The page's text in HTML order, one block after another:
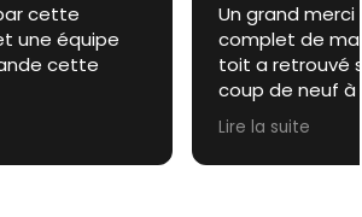
SBS Habitat pour le nettoyage
! Le résultat est bluffant : le
couleur d’origine et donne un vrai
maison. L’équipe a été sérieuse,
respectueuse des lieux. Mention
propreté du chantier et la qualité
vivement SBS Habitat